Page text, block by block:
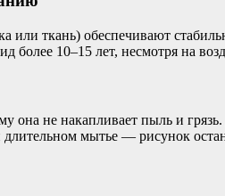
ткань) обеспечивают
10–15 лет, несмотря на
она не накапливает пыль и
длительном мытье — рисунок